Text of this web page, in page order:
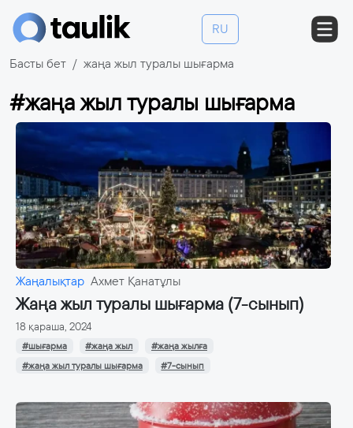
RU
Басты бет жаңа жыл туралы шығарма
#жаңа жыл туралы шығарма
Жаңалықтар Ахмет Қанатұлы
Жаңа жыл туралы шығарма (7-сынып)
18 қараша, 2024
#шығарма #жаңа жыл
#жаңа жылға
#жаңа жыл туралы шығарма
#7-сынып